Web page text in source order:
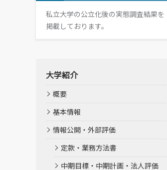
私立大学の公立化後の実態調査結果を
掲載しております。
大学紹介
概要
基本情報
情報公開・外部評価
定款・業務方法書
中期目標・中期計画・法人評価